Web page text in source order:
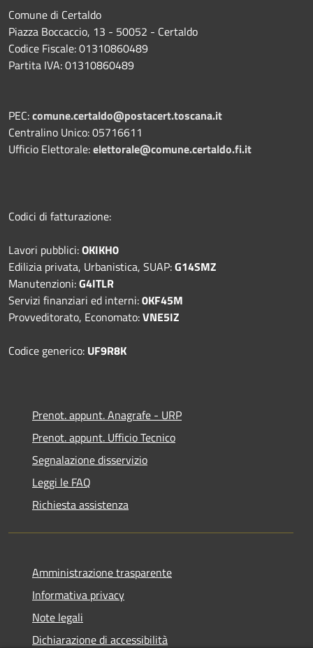
Comune di Certaldo
Piazza Boccaccio, 13 - 50052 - Certaldo
Codice Fiscale: 01310860489
Partita IVA: 01310860489
PEC:comune.certaldo@postacert.toscana.it
Centralino Unico: 05716611
Ufficio Elettorale:elettorale@comune.certaldo.fi.it
Codici di fatturazione:
Lavori pubblici:OKIKH0
Edilizia privata, Urbanistica, SUAP:G14SMZ
Manutenzioni:G4ITLR
Servizi finanziari ed interni:0KF45M
Provveditorato, Economato:VNE5IZ
Codice generico: UF9R8K
Prenot. appunt. Anagrafe - URP
Prenot. appunt. Ufficio Tecnico
Segnalazione disservizio
Leggi le FAQ
Richiesta assistenza
Amministrazione trasparente
Informativa privacy
Note legali
Dichiarazione di accessibilità